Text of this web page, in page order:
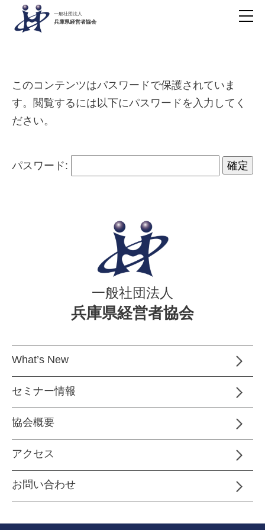
一般社団法人
兵庫県経営者協会
このコンテンツはパスワードで保護されていま
す。閲覧するには以下にパスワードを入力してく
ださい。
パスワード:
一般社団法人
兵庫県経営者協会
What’s New
セミナー情報
協会概要
アクセス
お問い合わせ